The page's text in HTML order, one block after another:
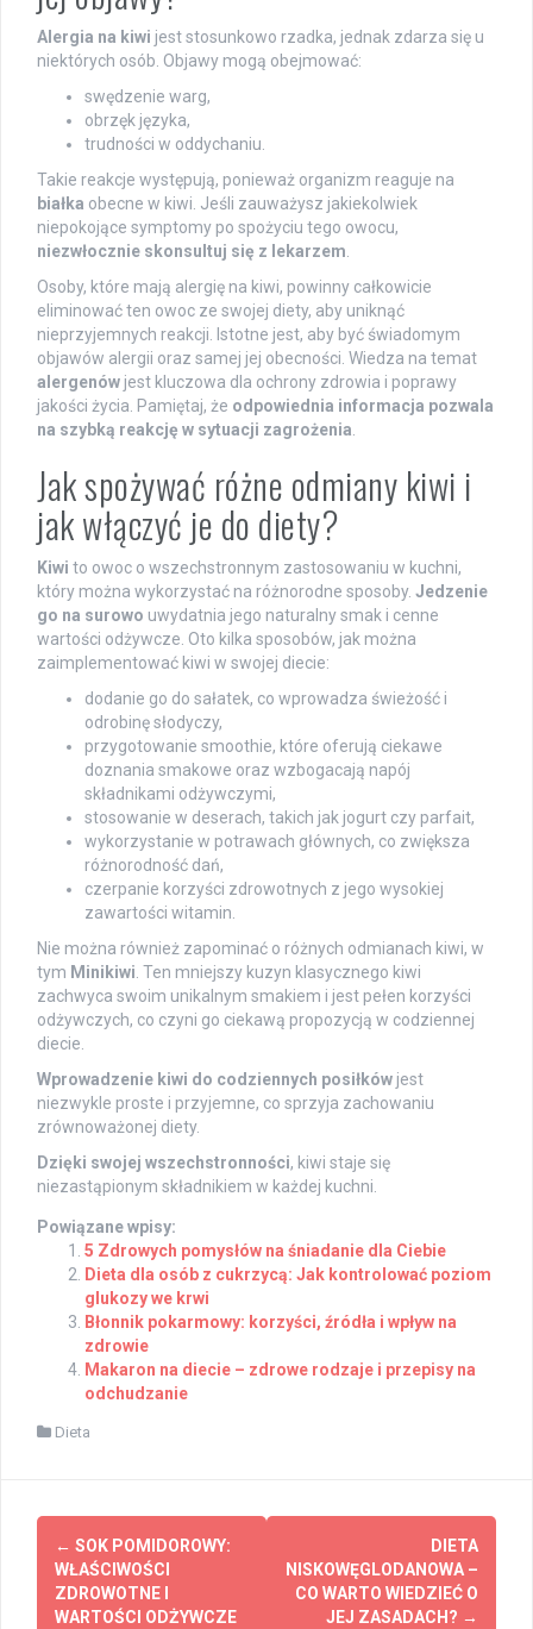
Alergia na kiwi jest stosunkowo rzadka, jednak zdarza się u
niektórych osób. Objawy mogą obejmować:
swędzenie warg,
obrzęk języka,
trudności w oddychaniu.
Takie reakcje występują, ponieważ organizm reaguje na
białka obecne w kiwi. Jeśli zauważysz jakiekolwiek
niepokojące symptomy po spożyciu tego owocu,
niezwłocznie skonsultuj się z lekarzem
Osoby, które mają alergię na kiwi, powinny całkowicie
eliminować ten owoc ze swojej diety, aby uniknąć
nieprzyjemnych reakcji. Istotne jest, aby być świadomym
objawów alergii oraz samej jej obecności. Wiedza na temat
alergenów jest kluczowa dla ochrony zdrowia i poprawy
jakości życia. Pamiętaj, że odpowiednia informacja pozwala
na szybką reakcję w sytuacji zagrożenia
Jak spożywać różne odmiany kiwi i
jak włączyć je do diety?
Kiwi to owoc o wszechstronnym zastosowaniu w kuchni,
który można wykorzystać na różnorodne sposoby. Jedzenie
go na surowo uwydatnia jego naturalny smak i cenne
wartości odżywcze. Oto kilka sposobów, jak można
zaimplementować kiwi w swojej diecie:
dodanie go do sałatek, co wprowadza świeżość i
odrobinę słodyczy,
przygotowanie smoothie, które oferują ciekawe
doznania smakowe oraz wzbogacają napój
składnikami odżywczymi,
stosowanie w deserach, takich jak jogurt czy parfait,
wykorzystanie w potrawach głównych, co zwiększa
różnorodność dań,
czerpanie korzyści zdrowotnych z jego wysokiej
zawartości witamin.
Nie można również zapominać o różnych odmianach kiwi, w
tym Minikiwi . Ten mniejszy kuzyn klasycznego kiwi
zachwyca swoim unikalnym smakiem i jest pełen korzyści
odżywczych, co czyni go ciekawą propozycją w codziennej
diecie.
Wprowadzenie kiwi do codziennych posiłków jest
niezwykle proste i przyjemne, co sprzyja zachowaniu
zrównoważonej diety.
Dzięki swojej wszechstronności, kiwi staje się
niezastąpionym składnikiem w każdej kuchni.
Powiązane wpisy:
5 Zdrowych pomysłów na śniadanie dla Ciebie
Dieta dla osób z cukrzycą: Jak kontrolować poziom
glukozy we krwi
Błonnik pokarmowy: korzyści, źródła i wpływ na
zdrowie
Makaron na diecie – zdrowe rodzaje i przepisy na
odchudzanie
Dieta
Post
navigation
← SOK POMIDOROWY:
WŁAŚCIWOŚCI
ZDROWOTNE I
WARTOŚCI ODŻYWCZE
DIETA
NISKOWĘGLODANOWA –
CO WARTO WIEDZIEĆ O
JEJ ZASADACH? →